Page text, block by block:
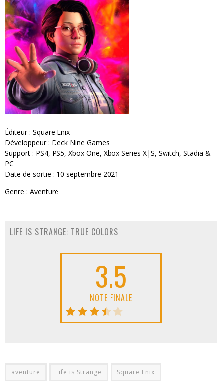
Éditeur : Square Enix
Développeur : Deck Nine Games
Support : PS4, PS5, Xbox One, Xbox Series X|S, Switch, Stadia &
PC
Date de sortie : 10 septembre 2021
Genre : Aventure
LIFE IS STRANGE: TRUE COLORS
3.5
NOTE FINALE
aventure Life is Strange Square Enix